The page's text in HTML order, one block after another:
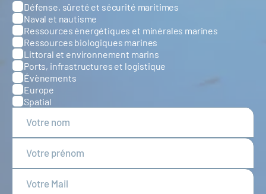
Catégories
Défense, sûreté et sécurité maritimes
Naval et nautisme
Ressources énergétiques et minérales marines
Ressources biologiques marines
Littoral et environnement marins
Ports, infrastructures et logistique
Évènements
Europe
Spatial